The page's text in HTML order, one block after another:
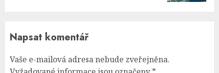
Napsat komentář
Vaše e-mailová adresa nebude zveřejněna.